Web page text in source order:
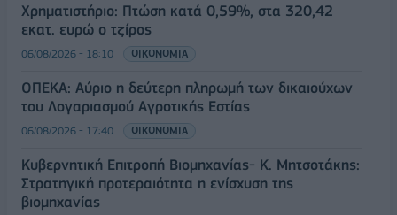
Χρηματιστήριο: Πτώση κατά 0,59%, στα 320,42
εκατ. ευρώ ο τζίρος
06/08/2026 - 18:10 ΟΙΚΟΝΟΜΙΑ
ΟΠΕΚΑ: Αύριο η δεύτερη πληρωμή των δικαιούχων
του Λογαριασμού Αγροτικής Εστίας
06/08/2026 - 17:40 ΟΙΚΟΝΟΜΙΑ
Κυβερνητική Επιτροπή Βιομηχανίας- Κ. Μητσοτάκης:
Στρατηγική προτεραιότητα η ενίσχυση της
βιομηχανίας